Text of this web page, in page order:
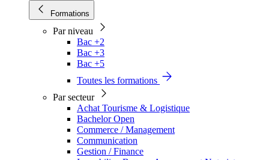
Formations
Par niveau
Bac +2
Bac +3
Bac +5
Toutes les formations
Par secteur
Achat Tourisme & Logistique
Bachelor Open
Commerce / Management
Communication
Gestion / Finance